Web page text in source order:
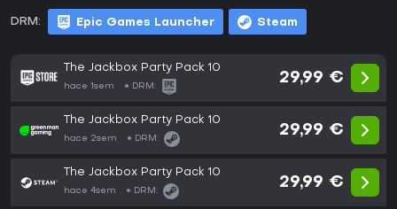
DRM: Epic Games Launcher Steam
The Jackbox Party Pack 10
hace 1sem DRM:
29,99 €
The Jackbox Party Pack 10
hace 2sem DRM:
29,99 €
The Jackbox Party Pack 10
hace 4sem DRM:
29,99 €